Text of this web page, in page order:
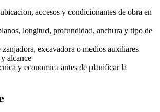
accesos y condicionantes de obra en
longitud, profundidad, anchura y tipo de
zanjadora, excavadora o medios auxiliares
alcance
y economica antes de planificar la